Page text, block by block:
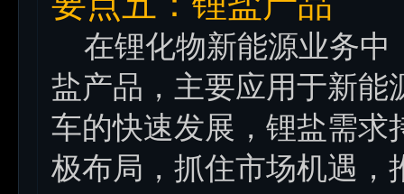
在锂化物新能源业务中
盐产品，主要应用于新能
车的快速发展，锂盐需求
极布局，抓住市场机遇，